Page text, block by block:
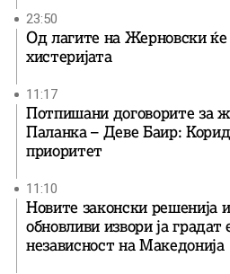
23:50
Од лагите на Жерновски ќе
хистеријата
11:17
Потпишани договорите за
Паланка – Деве Баир:
приоритет
11:10
Новите законски решенија
обновливи извори ја градат
независност на Македонија